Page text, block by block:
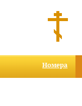
Номера